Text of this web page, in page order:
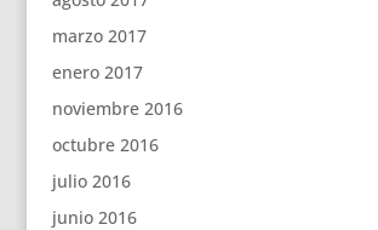
marzo 2017
enero 2017
noviembre 2016
octubre 2016
julio 2016
junio 2016